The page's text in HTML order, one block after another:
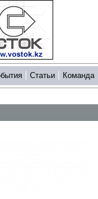
Статьи Команда